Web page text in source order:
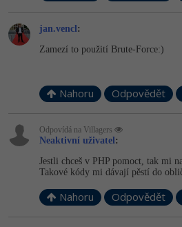
jan.vencl :
Zamezí to použití Brute-Force:)
Nahoru Odpovědět
Odpovídá na ­Villagers
Neaktivní uživatel :
Jestli chceš v PHP pomoct, tak mi
Takové kódy mi dávají pěstí do
Nahoru Odpovědět